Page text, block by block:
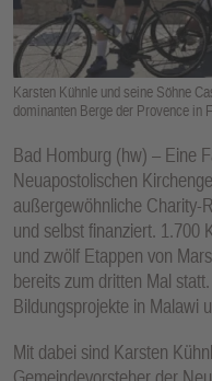
Karsten Kühnle und seine Söhne
dominanten Berge der Provence in
Bad Homburg (hw) – Eine
Neuapostolischen
außergewöhnliche Charity-
und selbst finanziert. 1.700
und zwölf Etappen von
bereits zum dritten Mal
Bildungsprojekte in Malawi
Mit dabei sind Karsten